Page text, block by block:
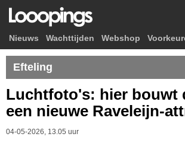
Nieuws Wachttijden Webshop
Efteling
Luchtfoto's: hier bouwt
een nieuwe Raveleijn-
04-05-2026, 13.05 uur